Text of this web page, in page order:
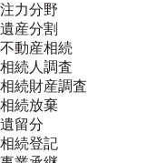
注力分野
遺産分割
不動産相続
相続人調査
相続財産調査
相続放棄
遺留分
相続登記